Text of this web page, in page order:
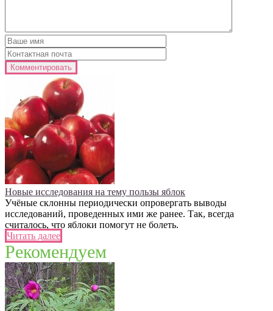
Новые исследования на тему пользы яблок
Учёные склонны периодически опровергать выводы
исследований, проведенных ими же ранее. Так, всегда
считалось, что яблоки помогут не болеть.
Читать далее
Рекомендуем